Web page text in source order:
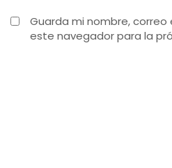
Guarda mi nombre,
este navegador para la